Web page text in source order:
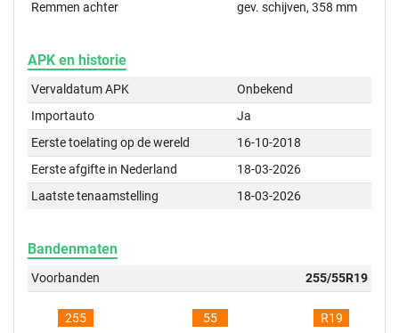
Remmen achter
gev. schijven, 358 mm
APK en historie
Vervaldatum APK
Onbekend
Importauto
Ja
Eerste toelating op de wereld
16-10-2018
Eerste afgifte in Nederland
18-03-2026
Laatste tenaamstelling
18-03-2026
Bandenmaten
Voorbanden 255/55R19
255 55 R19